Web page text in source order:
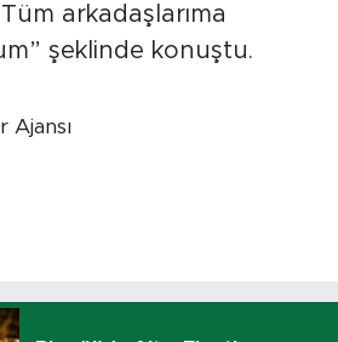
arkadaşlarıma
şeklinde konuştu.
Ajansı